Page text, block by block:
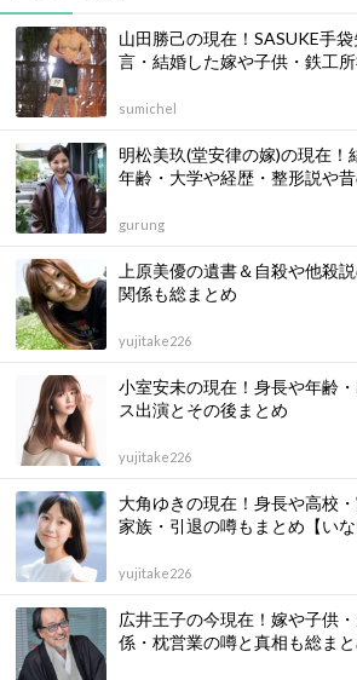
山田勝己の現在！SASUKE手
言・結婚した嫁や子供・鉄工
sumichel
明松美玖(堂安律の嫁)の現在！
年齢・大学や経歴・整形説や
gurung
上原美優の遺書＆自殺や他殺
関係も総まとめ
yujitake226
小室安未の現在！身長や年齢
ス出演とその後まとめ
yujitake226
大角ゆきの現在！身長や高校
家族・引退の噂もまとめ【いな
yujitake226
広井王子の今現在！嫁や子供
係・枕営業の噂と真相も総ま